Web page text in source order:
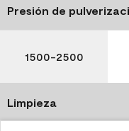
Presión de
1500-2500
Limpieza